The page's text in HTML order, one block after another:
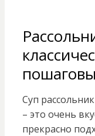
Суп
– это очень
прекрасно